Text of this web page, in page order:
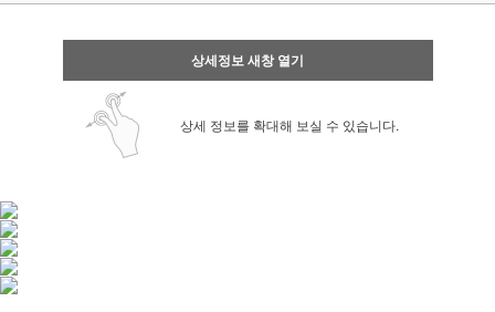
상세정보 새창 열기
상세 정보를 확대해 보실 수 있습니다.